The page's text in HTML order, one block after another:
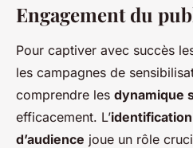
Engagement du
Pour captiver avec succès
les campagnes de
comprendre les dynamique
efficacement. L’
d’audience joue un rôle